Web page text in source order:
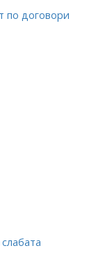
по договори